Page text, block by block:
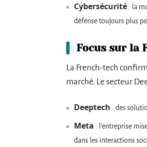
Cybersécurité : la
défense toujours plus
Focus sur la
La French-tech
marché. Le secteur
Deeptech : des
Meta : l’entreprise
dans les interactions